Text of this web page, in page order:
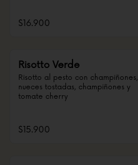
$16.900
Risotto Verde
Risotto al pesto con champiñones,
nueces tostadas, champiñones y
tomate cherry
$15.900